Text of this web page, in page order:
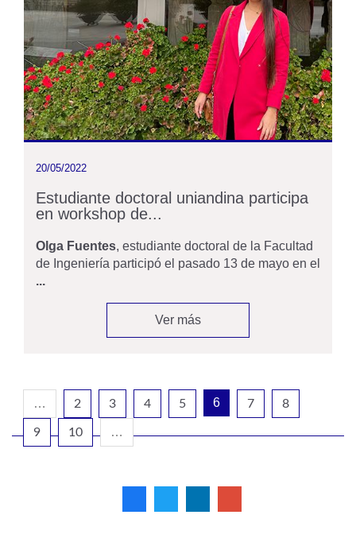
20/05/2022
Estudiante doctoral uniandina participa
en workshop de...
Olga Fuentes, estudiante doctoral de la Facultad
de Ingeniería participó el pasado 13 de mayo en el
...
Ver más
… 2 3 4 5 6 7 8
9 10 …